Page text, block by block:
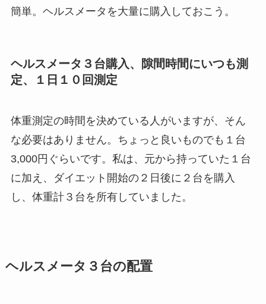
簡単。ヘルスメータを大量に購入しておこう。
ヘルスメータ３台購入、隙間時間にいつも測
定、１日１０回測定
体重測定の時間を決めている人がいますが、そん
な必要はありません。ちょっと良いものでも１台
3,000円ぐらいです。私は、元から持っていた１台
に加え、ダイエット開始の２日後に２台を購入
し、体重計３台を所有していました。
ヘルスメータ３台の配置